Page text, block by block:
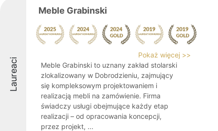
Laureaci
Meble Grabinski
Pokaż więcej >>
Meble Grabinski to uznany zakład stolarski
zlokalizowany w Dobrodzieniu, zajmujący
się kompleksowym projektowaniem i
realizacją mebli na zamówienie. Firma
świadczy usługi obejmujące każdy etap
realizacji – od opracowania koncepcji,
przez projekt, ...